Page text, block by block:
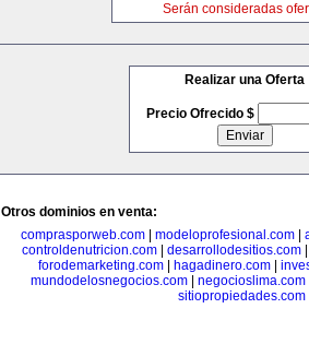
Serán consideradas
Realizar una Oferta
Precio Ofrecido $
Otros dominios en venta:
comprasporweb.com| modeloprofesional.com|
controldenutricion.com
desarrollodesitios.com
forodemarketing.com| hagadinero.com|
mundodelosnegocios.com| negocioslima.com
sitiopropiedades.com